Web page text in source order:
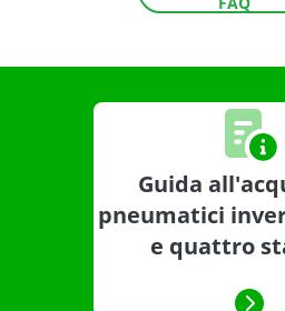
Guida
pneumatici
e quattro